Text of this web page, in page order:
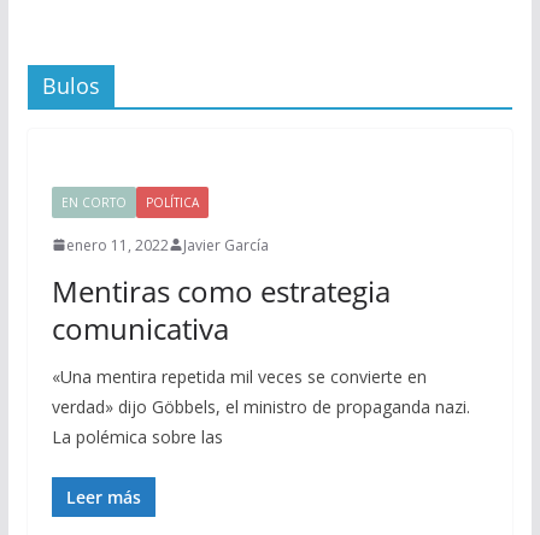
Bulos
EN CORTO POLÍTICA
enero 11, 2022 Javier García
Mentiras como estrategia
comunicativa
«Una mentira repetida mil veces se convierte en
verdad» dijo Göbbels, el ministro de propaganda nazi.
La polémica sobre las
Leer más